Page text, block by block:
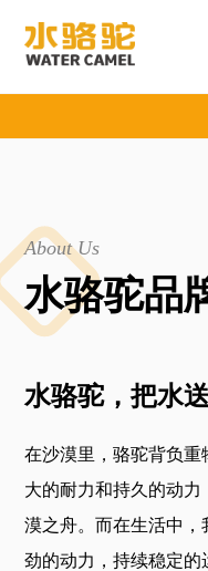
About Us
水骆驼品
水骆驼，把水
在沙漠里，骆驼背负
大的耐力和持久的动
漠之舟。而在生活中
劲的动力，持续稳定